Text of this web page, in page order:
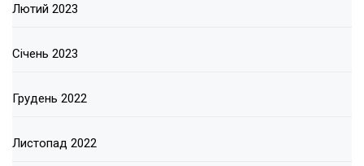
Лютий 2023
Січень 2023
Грудень 2022
Листопад 2022